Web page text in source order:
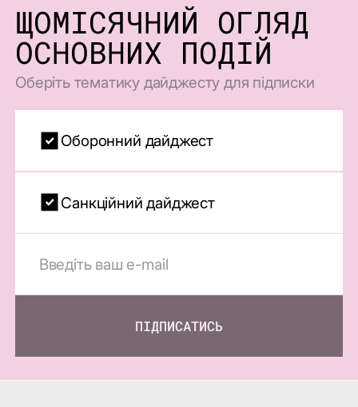
ЩОМІСЯЧНИЙ ОГЛЯД
ОСНОВНИХ ПОДІЙ
Оберіть тематику дайджесту для підписки
Оборонний дайджест
Санкційний дайджест
ПІДПИСАТИСЬ